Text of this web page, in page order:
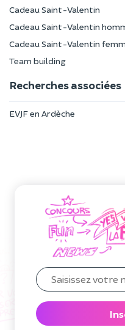
Cadeau Saint-Valentin
Cadeau Saint-Valentin
Cadeau Saint-Valentin
Team building
Recherches associées
EVJF en Ardèche